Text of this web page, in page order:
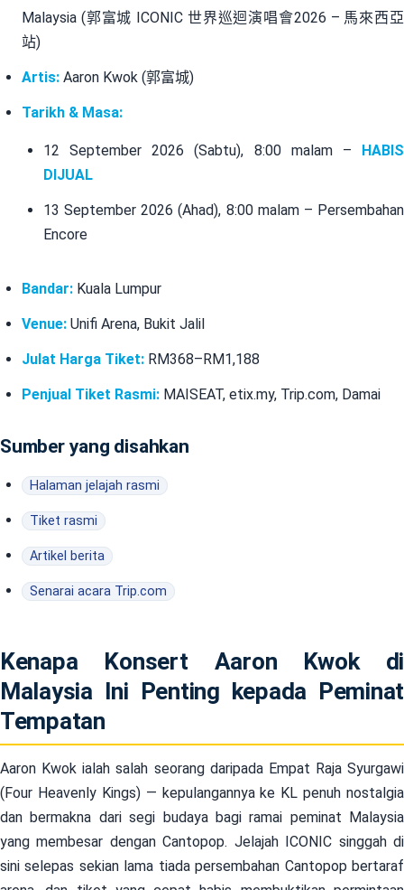
Malaysia (郭富城 ICONIC 世界巡迴演唱會2026 – 馬來西亞
站)
Artis: Aaron Kwok (郭富城)
Tarikh & Masa:
12 September 2026 (Sabtu), 8:00 malam – HABIS
DIJUAL
13 September 2026 (Ahad), 8:00 malam – Persembahan
Encore
Bandar: Kuala Lumpur
Venue: Unifi Arena, Bukit Jalil
Julat Harga Tiket: RM368–RM1,188
Penjual Tiket Rasmi: MAISEAT, etix.my, Trip.com, Damai
Sumber yang disahkan
Halaman jelajah rasmi
Tiket rasmi
Artikel berita
Senarai acara Trip.com
Kenapa Konsert Aaron Kwok di
Malaysia Ini Penting kepada Peminat
Tempatan
Aaron Kwok ialah salah seorang daripada Empat Raja Syurgawi
(Four Heavenly Kings) — kepulangannya ke KL penuh nostalgia
dan bermakna dari segi budaya bagi ramai peminat Malaysia
yang membesar dengan Cantopop. Jelajah ICONIC singgah di
sini selepas sekian lama tiada persembahan Cantopop bertaraf